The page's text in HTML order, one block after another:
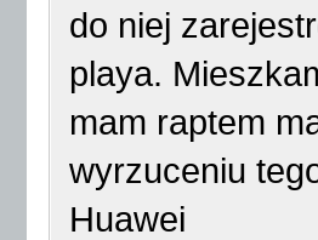
do niej
playa.
mam raptem
wyrzuceniu
Huawei